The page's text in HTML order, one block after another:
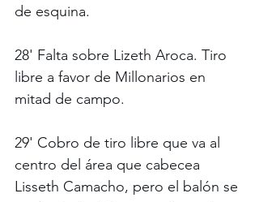
de esquina.
28' Falta sobre Lizeth Aroca. Tiro
libre a favor de Millonarios en
mitad de campo.
29' Cobro de tiro libre que va al
centro del área que cabecea
Lisseth Camacho, pero el balón se